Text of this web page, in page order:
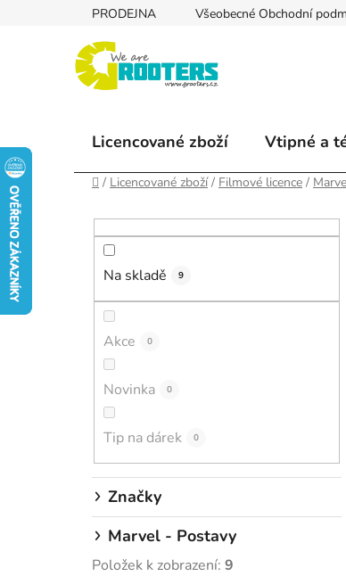
PRODEJNA Všeobecné Obchodní
Licencované zboží Vtipné a
Domů
/ Licencované zboží / Filmové licence /
Na skladě 9
Akce 0
Novinka 0
Tip na dárek 0
Značky
Marvel - Postavy
Položek k zobrazení: 9